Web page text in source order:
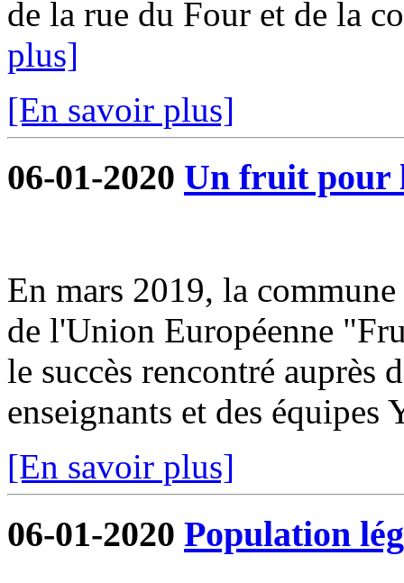
de la rue du Four et de la
plus]
[En savoir plus]
06-01-2020 Un fruit pour
En mars 2019, la
de l'Union Européenne
le succès rencontré auprès
enseignants et des
[En savoir plus]
06-01-2020 Population